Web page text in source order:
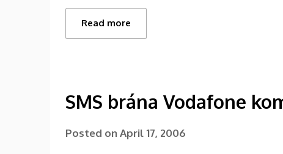
Read more
SMS brána Vodafone
Posted onApril 17, 2006